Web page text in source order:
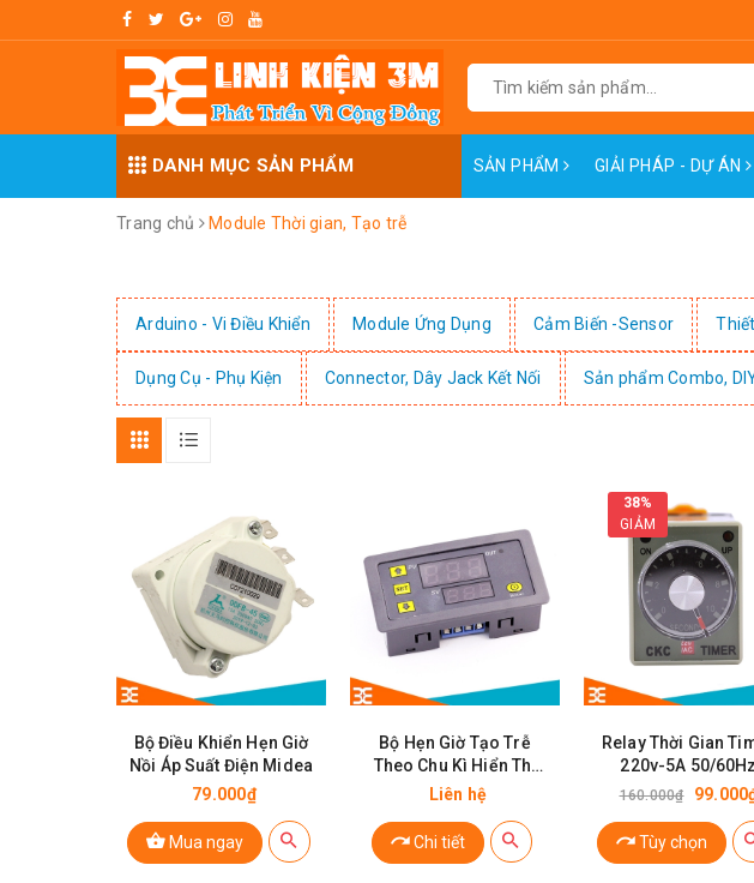
DANH MỤC SẢN PHẨM SẢN PHẨM GIẢI PHÁP - DỰ ÁN
Trang chủ Module Thời gian, Tạo trễ
Arduino - Vi Điều Khiển Module Ứng Dụng Cảm Biến -Sensor
Dụng Cụ - Phụ Kiện Connector, Dây Jack Kết Nối Sản phẩm Combo,
Bộ Điều Khiển Hẹn Giờ
Nồi Áp Suất Điện Midea
79.000₫
Mua ngay
Bộ Hẹn Giờ Tạo Trễ
Theo Chu Kì Hiển Thị
Kỹ Thuật Số FA58
Liên hệ
Chi tiết
38%
GIẢM
Relay Thời Gian
220v-5A 50/60Hz
160.000₫
Tùy chọn